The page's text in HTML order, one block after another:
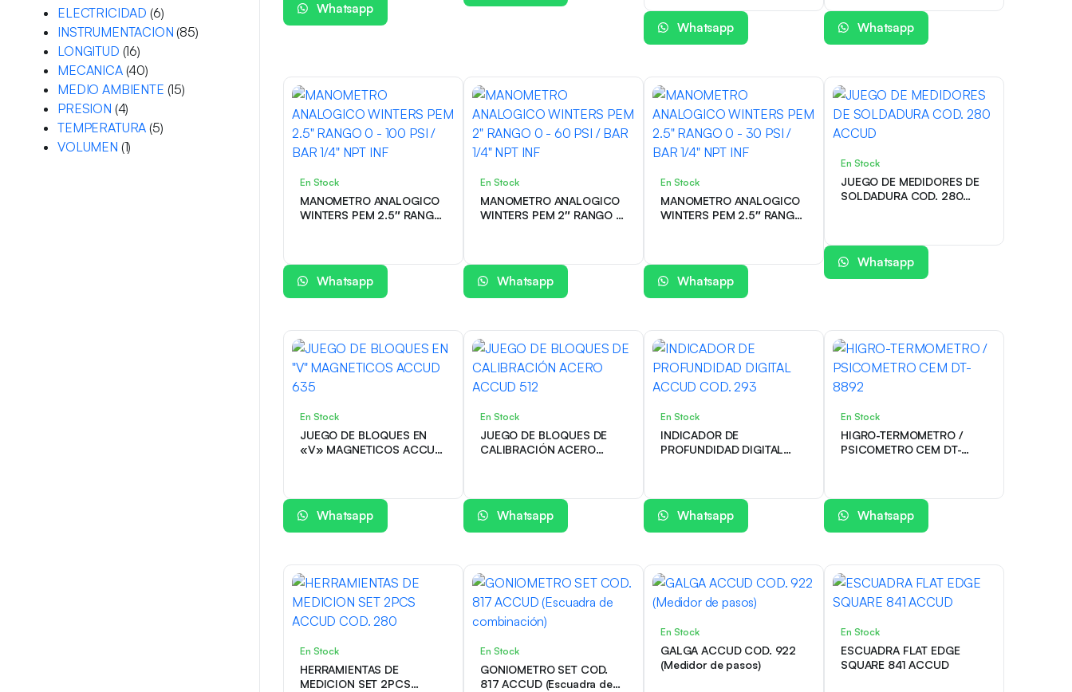
Whatsapp
Whatsapp Whatsapp
En Stock
MANOMETRO ANALOGICO
WINTERS PEM 2.5″ RANGO
Whatsapp
En Stock
MANOMETRO ANALOGICO
WINTERS PEM 2″ RANGO 0
Whatsapp
En Stock
MANOMETRO ANALOGICO
WINTERS PEM 2.5″ RANGO
Whatsapp
En Stock
JUEGO DE MEDIDORES DE
SOLDADURA COD. 280
Whatsapp
En Stock
JUEGO DE BLOQUES EN
«V» MAGNETICOS ACCUD
Whatsapp
En Stock
JUEGO DE BLOQUES DE
CALIBRACIÓN ACERO
Whatsapp
En Stock
INDICADOR DE
PROFUNDIDAD DIGITAL
Whatsapp
En Stock
HIGRO-TERMOMETRO /
PSICOMETRO CEM DT-
Whatsapp
En Stock
HERRAMIENTAS DE
MEDICION SET 2PCS
En Stock
GONIOMETRO SET COD.
817 ACCUD (Escuadra de
En Stock
GALGA ACCUD COD. 922
(Medidor de pasos)
En Stock
ESCUADRA FLAT EDGE
SQUARE 841 ACCUD
ELECTRICIDAD (6)
INSTRUMENTACION (85)
LONGITUD (16)
MECANICA (40)
MEDIO AMBIENTE (15)
PRESION (4)
TEMPERATURA (5)
VOLUMEN (1)